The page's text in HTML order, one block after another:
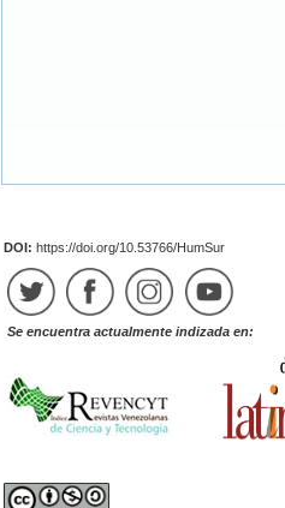
DOI: https://doi.org/10.53766/HumSur
Se encuentra actualmente indizada en: